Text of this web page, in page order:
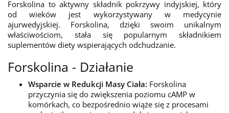
Forskolina to aktywny składnik pokrzywy indyjskiej, który
od wieków jest wykorzystywany w medycynie
ajurwedyjskiej. Forskolina, dzięki swoim unikalnym
właściwościom, stała się popularnym składnikiem
suplementów diety wspierających odchudzanie.
Forskolina - Działanie
Wsparcie w Redukcji Masy Ciała: Forskolina
przyczynia się do zwiększenia poziomu cAMP w
komórkach, co bezpośrednio wiąże się z procesami